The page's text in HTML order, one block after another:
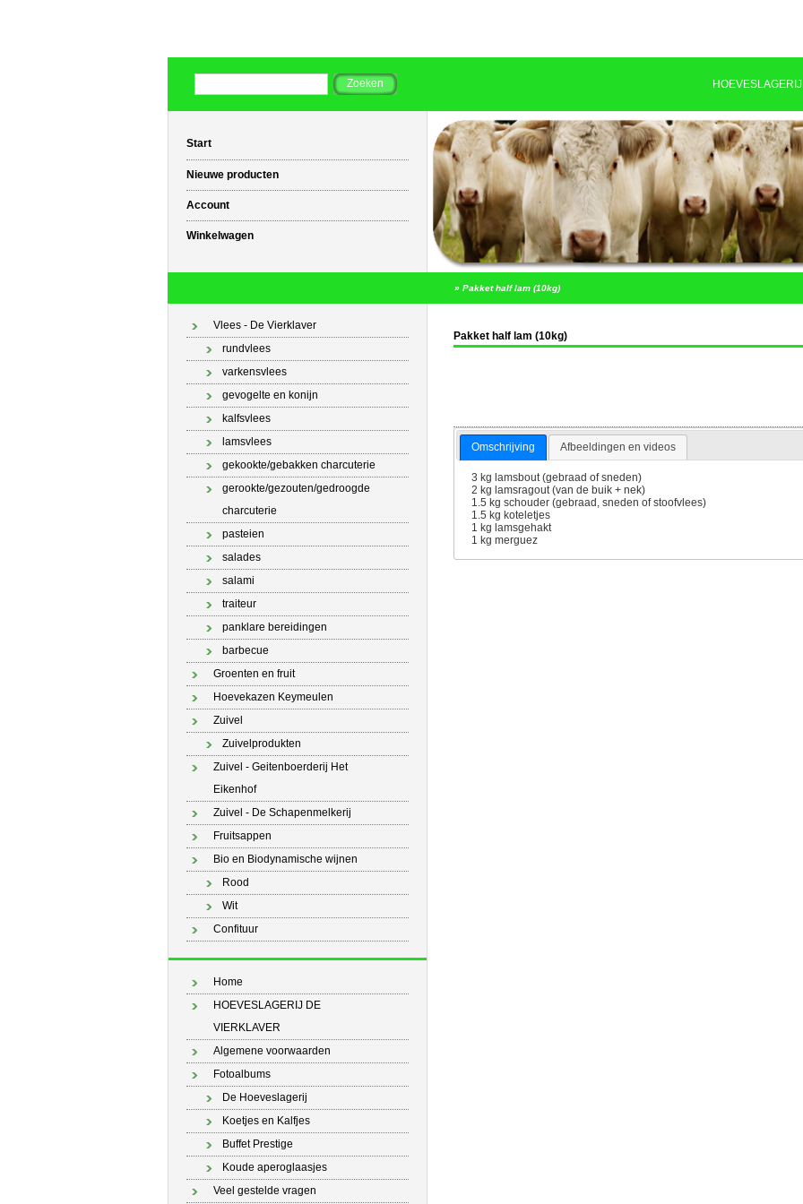
Start
Nieuwe producten
Account
Winkelwagen
» Pakket half lam (10kg)
Vlees - De Vierklaver
rundvlees
varkensvlees
gevogelte en konijn
kalfsvlees
lamsvlees
gekookte/gebakken charcuterie
gerookte/gezouten/gedroogde
charcuterie
pasteien
salades
salami
traiteur
panklare bereidingen
barbecue
Groenten en fruit
Hoevekazen Keymeulen
Zuivel
Zuivelprodukten
Zuivel - Geitenboerderij Het
Eikenhof
Zuivel - De Schapenmelkerij
Fruitsappen
Bio en Biodynamische wijnen
Rood
Wit
Confituur
Home
HOEVESLAGERIJ DE
VIERKLAVER
Algemene voorwaarden
Fotoalbums
De Hoeveslagerij
Koetjes en Kalfjes
Buffet Prestige
Koude aperoglaasjes
Veel gestelde vragen
Pakket half lam (10kg)
Omschrijving Afbeeldingen en videos
3 kg lamsbout (gebraad of sneden)
2 kg lamsragout (van de buik + nek)
1.5 kg schouder (gebraad, sneden of stoofvlees)
1.5 kg koteletjes
1 kg lamsgehakt
1 kg merguez